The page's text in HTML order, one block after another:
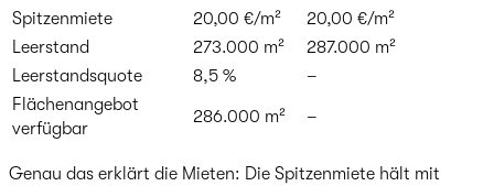
Spitzenmiete 20,00 €/m²
20,00 €/m²
Leerstand
273.000 m²
287.000 m²
Leerstandsquote
8,5 %
–
Flächenangebot
verfügbar
286.000 m² –
Genau das erklärt die Mieten: Die Spitzenmiete hält mit